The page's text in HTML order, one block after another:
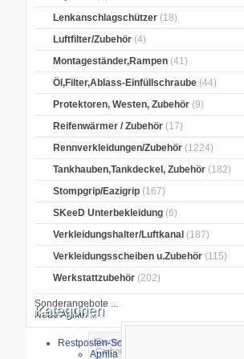
Lenkanschlagschützer (18)
Luftfilter/Zubehör (4)
Montageständer,Rampen (41)
Öl,Filter,Ablass-Einfüllschraube (44)
Protektoren, Westen, Zubehör (9)
Reifenwärmer / Zubehör (17)
Rennverkleidungen/Zubehör (1224)
Tankhauben,Tankdeckel, Zubehör (182)
Stompgrip/Eazigrip (167)
SKeeD Unterbekleidung (6)
Verkleidungshalter/Luftkanal (187)
Verkleidungsscheiben u.Zubehör (115)
Werkstattzubehör (202)
Sonderangebote ...
Neue Artikel ...
Kategorien
Restposten-Sonderverkauf
Aprilia
Startseite
Carbon Set